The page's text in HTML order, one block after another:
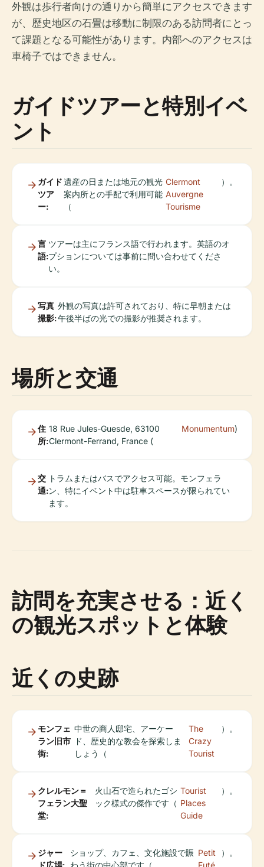
外観は歩行者向けの通りから簡単にアクセスできます
が、歴史地区の石畳は移動に制限のある訪問者にとっ
て課題となる可能性があります。内部へのアクセスは
車椅子ではできません。
ガイドツアーと特別イベ
ント
ガイド
ツア
ー:
遺産の日または地元の観光
案内所との手配で利用可能
（
Clermont
Auvergne
Tourisme
）。
言
語:
ツアーは主にフランス語で行われます。英語のオ
プションについては事前に問い合わせてくださ
い。
写真
撮影:
外観の写真は許可されており、特に早朝または
午後半ばの光での撮影が推奨されます。
場所と交通
住
所:
18 Rue Jules-Guesde, 63100
Clermont-Ferrand, France (
Monumentum)
交
通:
トラムまたはバスでアクセス可能。モンフェラ
ン、特にイベント中は駐車スペースが限られてい
ます。
訪問を充実させる：近く
の観光スポットと体験
近くの史跡
モンフェ
ラン旧市
街:
中世の商人邸宅、アーケー
ド、歴史的な教会を探索しま
しょう（
The
Crazy
Tourist
）。
クレルモン＝
フェラン大聖
堂:
火山石で造られたゴシ
ック様式の傑作です（
Tourist
Places
Guide
）。
ジャー
ド広場:
ショップ、カフェ、文化施設で賑
わう街の中心部です（
Petit
Futé
）。